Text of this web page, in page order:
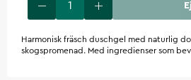
Harmonisk fräsch duschgel med naturlig
skogspromenad. Med ingredienser som